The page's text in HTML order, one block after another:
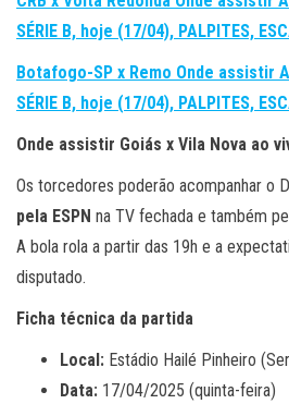
SÉRIE B, hoje (17/04), PALPITES,
Botafogo-SP x Remo Onde assistir
SÉRIE B, hoje (17/04), PALPITES,
Onde assistir Goiás x Vila Nova ao
Os torcedores poderão acompanhar o
pela ESPN na TV fechada e também
A bola rola a partir das 19h e a
disputado.
Ficha técnica da partida
Local: Estádio Hailé Pinheiro
Data: 17/04/2025 (quinta-feira)